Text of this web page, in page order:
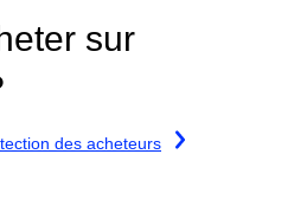
sur
des acheteurs